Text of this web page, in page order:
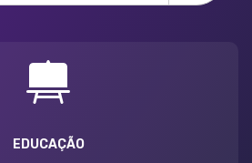
EDUCAÇÃO